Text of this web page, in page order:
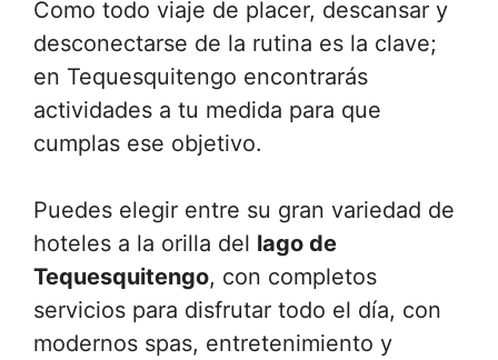
Como todo viaje de placer, descansar y
desconectarse de la rutina es la clave;
en Tequesquitengo encontrarás
actividades a tu medida para que
cumplas ese objetivo.
Puedes elegir entre su gran variedad de
hoteles a la orilla del lago de
Tequesquitengo, con completos
servicios para disfrutar todo el día, con
modernos spas, entretenimiento y